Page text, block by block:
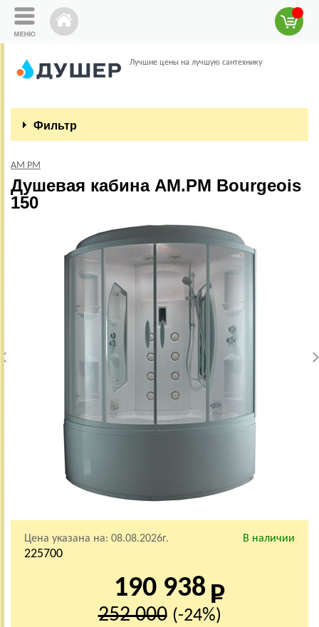
Лучшие цены на лучшую сантехнику
Фильтр
AM PM
Душевая кабина AM.PM Bourgeois
150
Цена указана на: 08.08.2026г. В наличии
225700
190 938
252 000 (-24%)